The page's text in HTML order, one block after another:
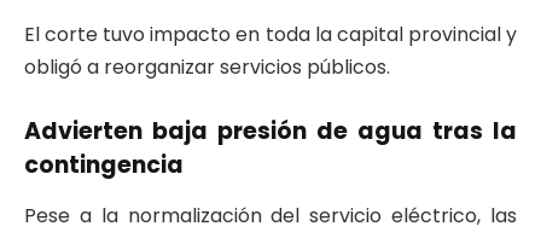
El corte tuvo impacto en toda la capital provincial y
obligó a reorganizar servicios públicos.
Advierten baja presión de agua tras la
contingencia
Pese a la normalización del servicio eléctrico, las